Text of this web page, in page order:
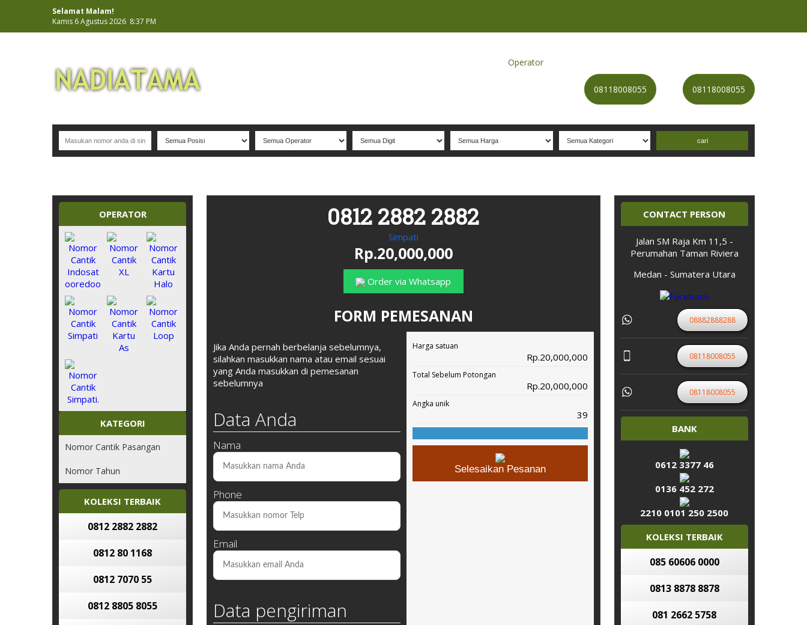
Selamat Malam!
Kamis 6 Agustus 2026 8:37 PM
Operator
08118008055 08118008055
OPERATOR
KATEGORI
Nomor Cantik Pasangan
Nomor Tahun
KOLEKSI TERBAIK
0812 2882 2882
0812 80 1168
0812 7070 55
0812 8805 8055
0812 2882 2882
Simpati
Rp.20,000,000
Order via Whatsapp
FORM PEMESANAN
Jika Anda pernah berbelanja sebelumnya,
silahkan masukkan nama atau email sesuai
yang Anda masukkan di pemesanan
sebelumnya
Data Anda
Nama
Phone
Email
Data pengiriman
Harga satuan
Rp.20,000,000
Total Sebelum Potongan
Rp.20,000,000
Angka unik
39
Selesaikan Pesanan
CONTACT PERSON
Jalan SM Raja Km 11,5 -
Perumahan Taman Riviera
Medan - Sumatera Utara
08882888288
08118008055
08118008055
BANK
0612 3377 46
0136 452 272
2210 0101 250 2500
KOLEKSI TERBAIK
085 60606 0000
0813 8878 8878
081 2662 5758